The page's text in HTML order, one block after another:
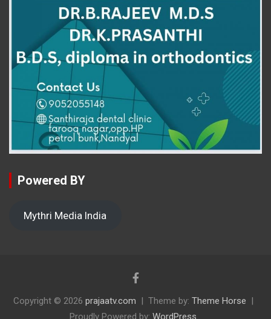
Powered BY
Mythri Media India
Copyright © 2026 prajaatv.com Theme by: Theme Horse
Proudly Powered by: WordPress